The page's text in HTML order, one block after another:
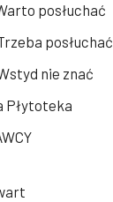
posłuchać
posłuchać
nie znać
Płytoteka